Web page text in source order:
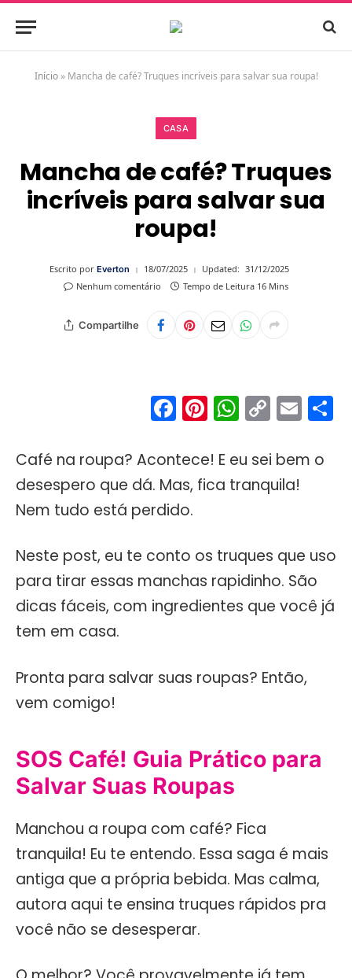
Início» Mancha de café? Truques incríveis para salvar sua roupa!
CASA
Mancha de café? Truques
incríveis para salvar sua
roupa!
Escrito por Everton 18/07/2025 Updated: 31/12/2025
Nenhum comentário
Tempo de Leitura 16 Mins
Compartilhe
Facebook
Pinterest
Copy
Link
Café na roupa? Acontece! E eu sei bem o
desespero que dá. Mas, fica tranquila!
Nem tudo está perdido.
Neste post, eu te conto os truques que uso
para tirar essas manchas rapidinho. São
dicas fáceis, com ingredientes que você já
tem em casa.
Pronta para salvar suas roupas? Então,
vem comigo!
SOS Café! Guia Prático para
Salvar Suas Roupas
Manchou a roupa com café? Fica
tranquila! Eu te entendo. Essa saga é mais
antiga que a própria bebida. Mas calma,
autora aqui te ensina truques rápidos pra
você não se desesperar.